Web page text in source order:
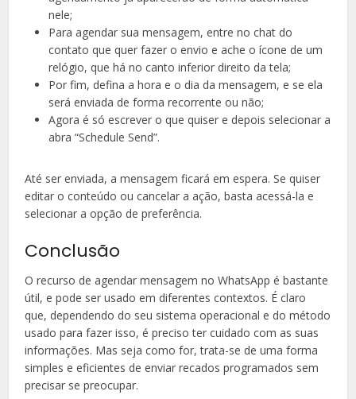
nele;
Para agendar sua mensagem, entre no chat do
contato que quer fazer o envio e ache o ícone de um
relógio, que há no canto inferior direito da tela;
Por fim, defina a hora e o dia da mensagem, e se ela
será enviada de forma recorrente ou não;
Agora é só escrever o que quiser e depois selecionar a
abra “Schedule Send”.
Até ser enviada, a mensagem ficará em espera. Se quiser
editar o conteúdo ou cancelar a ação, basta acessá-la e
selecionar a opção de preferência.
Conclusão
O recurso de agendar mensagem no WhatsApp é bastante
útil, e pode ser usado em diferentes contextos. É claro
que, dependendo do seu sistema operacional e do método
usado para fazer isso, é preciso ter cuidado com as suas
informações. Mas seja como for, trata-se de uma forma
simples e eficientes de enviar recados programados sem
precisar se preocupar.